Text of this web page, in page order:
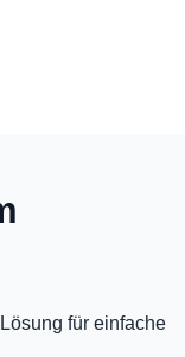
für einfache